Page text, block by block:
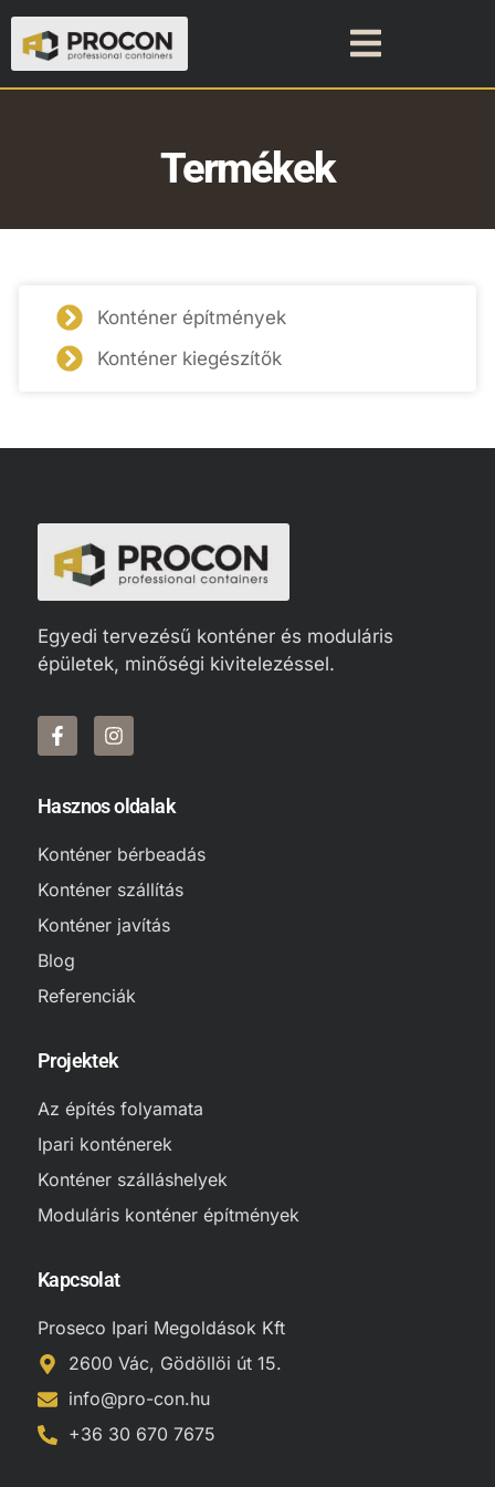
Termékek
Konténer építmények
Konténer kiegészítők
Egyedi tervezésű konténer és moduláris
épületek, minőségi kivitelezéssel.
Hasznos oldalak
Konténer bérbeadás
Konténer szállítás
Konténer javítás
Blog
Referenciák
Projektek
Az építés folyamata
Ipari konténerek
Konténer szálláshelyek
Moduláris konténer építmények
Kapcsolat
Proseco Ipari Megoldások Kft
2600 Vác, Gödöllöi út 15.
info@pro-con.hu
+36 30 670 7675